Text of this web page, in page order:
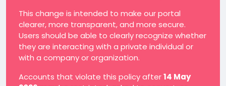
This change is intended to make our portal
clearer, more transparent, and more secure.
Users should be able to clearly recognize whether
they are interacting with a private individual or
with a company or organization.
Accounts that violate this policy after14 May